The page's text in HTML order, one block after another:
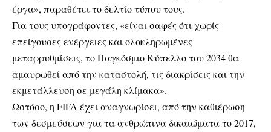
έργα», παραθέτει το δελτίο τύπου τους.
Για τους υπογράφοντες, «είναι σαφές ότι χωρίς
επείγουσες ενέργειες και ολοκληρωμένες
μεταρρυθμίσεις, το Παγκόσμιο Κύπελλο του 2034 θα
αμαυρωθεί από την καταστολή, τις διακρίσεις και την
εκμετάλλευση σε μεγάλη κλίμακα».
Ωστόσο, η FIFA έχει αναγνωρίσει, από την καθιέρωση
των δεσμεύσεων για τα ανθρώπινα δικαιώματα το 2017,